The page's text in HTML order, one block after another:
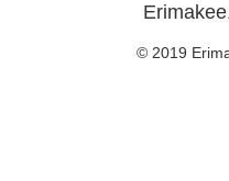
© 2019